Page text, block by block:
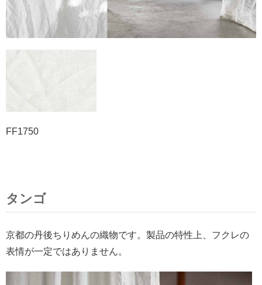
FF1750
タンゴ
京都の丹後ちりめんの織物です。製品の特性上、フクレの
表情が一定ではありません。